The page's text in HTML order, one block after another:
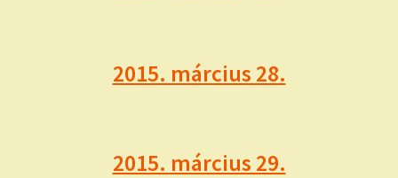
2015. március 28.
2015. március 29.